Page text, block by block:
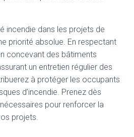
incendie dans les projets de
priorité absolue. En respectant
concevant des bâtiments
un entretien régulier des
à protéger les occupants
d’incendie. Prenez dès
pour renforcer la
projets.